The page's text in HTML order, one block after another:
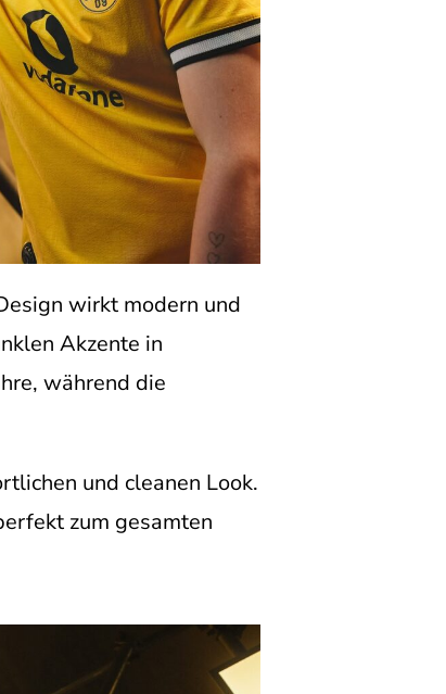
wirkt modern und
Akzente in
während die
und cleanen Look.
zum gesamten